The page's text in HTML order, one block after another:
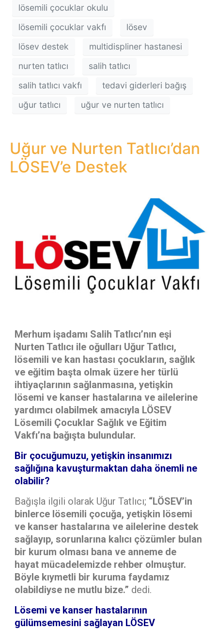
lösemili çocuklar okulu
lösemili çocuklar vakfı
lösev
lösev destek
multidispliner hastanesi
nurten tatlıcı
salih tatlıcı
salih tatlıcı vakfı
tedavi giderleri bağış
uğur tatlıcı
uğur ve nurten tatlıcı
Uğur ve Nurten Tatlıcı’dan
LÖSEV’e Destek
Merhum işadamı Salih Tatlıcı’nın eşi
Nurten Tatlıcı ile oğulları Uğur Tatlıcı,
lösemili ve kan hastası çocukların, sağlık
ve eğitim başta olmak üzere her türlü
ihtiyaçlarının sağlanmasına, yetişkin
lösemi ve kanser hastalarına ve ailelerine
yardımcı olabilmek amacıyla LÖSEV
Lösemili Çocuklar Sağlık ve Eğitim
Vakfı’na bağışta bulundular.
Bir çocuğumuzu, yetişkin insanımızı
sağlığına kavuşturmaktan daha önemli ne
olabilir?
Bağışla ilgili olarak Uğur Tatlıcı; “LÖSEV’in
binlerce lösemili çocuğa, yetişkin lösemi
ve kanser hastalarına ve ailelerine destek
sağlayıp, sorunlarına kalıcı çözümler bulan
bir kurum olması bana ve anneme de
hayat mücadelemizde rehber olmuştur.
Böyle kıymetli bir kuruma faydamız
olabildiyse ne mutlu bize.” dedi.
Lösemi ve kanser hastalarının
gülümsemesini sağlayan LÖSEV